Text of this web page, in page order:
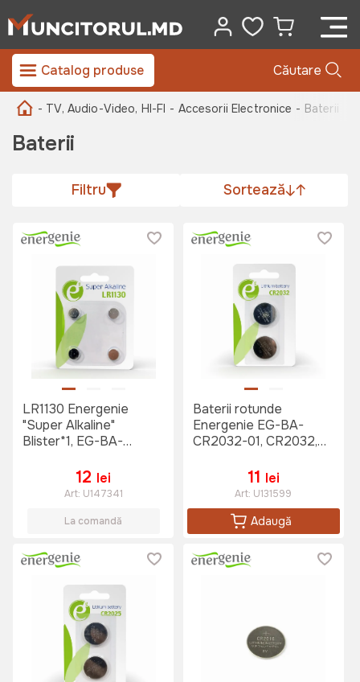
Catalog produse Căutare
- TV, Audio-Video, HI-FI - Accesorii Electronice - Baterii
Baterii
Filtru Sortează
LR1130 Energenie
"Super Alkaline"
Blister*1, EG-BA-
12 lei
Art: U147341
La comandă
Baterii rotunde
Energenie EG-BA-
CR2032-01, CR2032,
11 lei
Art: U131599
Adaugă